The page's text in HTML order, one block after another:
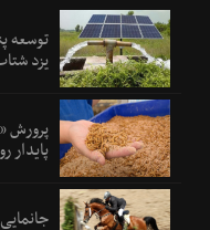
توسعه
یزد
پرورش
پایدار